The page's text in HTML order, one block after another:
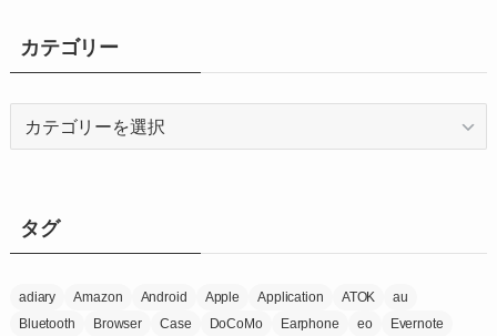
ブ
カテゴリー
ータグ
adiary Amazon Android Apple Application ATOK
au
Bluetooth
Browser Case DoCoMo Earphone eo
Evernote